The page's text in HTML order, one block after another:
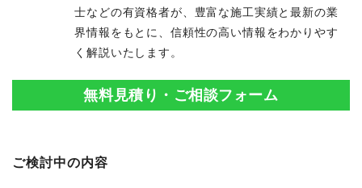
士などの有資格者が、豊富な施工実績と最新の業
界情報をもとに、信頼性の高い情報をわかりやす
く解説いたします。
無料見積り・ご相談フォーム
ご検討中の内容